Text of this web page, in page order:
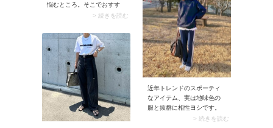
悩むところ。そこでおすす
めなのがトップスで柄モノ
暑くなってアウターを脱い
だときも可愛く見せられま
すよ。ボーダーやドット柄
なら大人っぽくてこなれた
印象に。
> 続きを読む
近年トレンドのスポーティ
なアイテム、実は地味色の
服と抜群に相性ヨシです。
例えばネイビー色はコンサ
> 続きを読む